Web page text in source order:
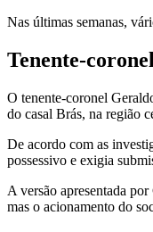
Nas últimas semanas,
Tenente-
O tenente-coronel
do casal Brás, na região
De acordo com as
possessivo e exigia
A versão apresentada
mas o acionamento do